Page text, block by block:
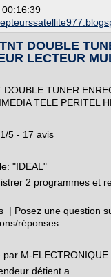
DOUBLE
LECTEUR
DOUBLE TUNER
TELE PERITEL
5 - 17 avis
"IDEAL"
2 programmes et
| Posez une question
réponses
M-ELECTRONIQUE
détient a...